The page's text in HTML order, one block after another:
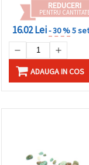
făcând clic
pe butonul
"Salvați"
Аcceptati
toate!
REDUCERI
PENTRU
16.02 Lei- 30 %5
ADAUGA IN COS